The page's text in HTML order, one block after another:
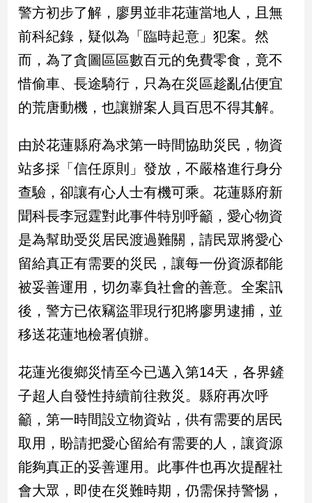
台
觀
點
南
台
觀
點
樂
樂
星
聞
流
行/
追
星
生
活
建
警方初步了解，廖男並非花蓮當地人，且無
前科紀錄，疑似為「臨時起意」犯案。然
而，為了貪圖區區數百元的免費零食，竟不
惜偷車、長途騎行，只為在災區趁亂佔便宜
的荒唐動機，也讓辦案人員百思不得其解。
由於花蓮縣府為求第一時間協助災民，物資
站多採「信任原則」發放，不嚴格進行身分
查驗，卻讓有心人士有機可乘。花蓮縣府新
聞科長李冠霆對此事件特別呼籲，愛心物資
是為幫助受災居民渡過難關，請民眾將愛心
留給真正有需要的災民，讓每一份資源都能
被妥善運用，切勿辜負社會的善意。全案訊
後，警方已依竊盜罪現行犯將廖男逮捕，並
移送花蓮地檢署偵辦。
花蓮光復鄉災情至今已邁入第14天，各界鏟
子超人自發性持續前往救災。縣府再次呼
籲，第一時間設立物資站，供有需要的居民
取用，盼請把愛心留給有需要的人，讓資源
能夠真正的妥善運用。此事件也再次提醒社
會大眾，即使在災難時期，仍需保持警惕，